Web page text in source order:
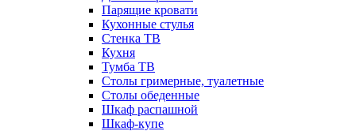
Парящие кровати
Кухонные стулья
Стенка ТВ
Кухня
Тумба ТВ
Столы гримерные, туалетные
Столы обеденные
Шкаф распашной
Шкаф-купе